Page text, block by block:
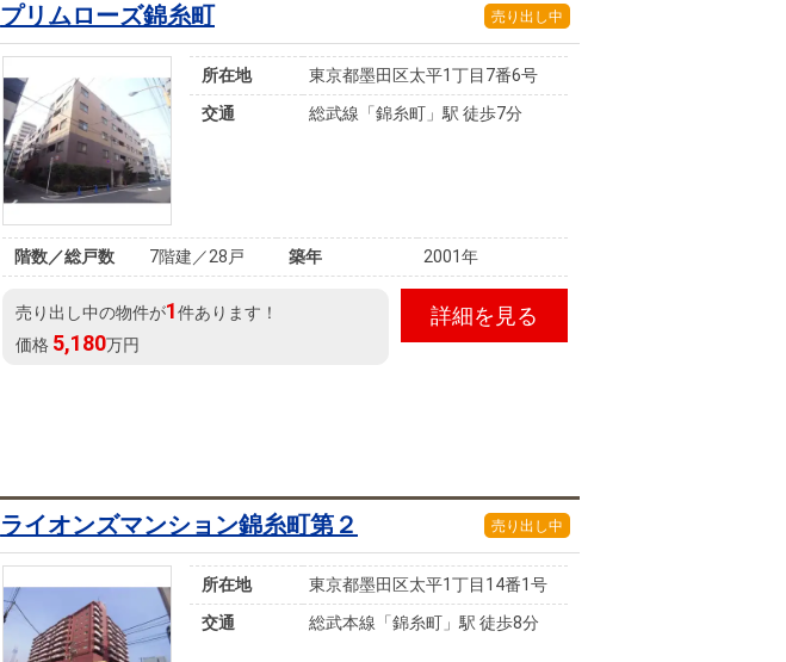
プリムローズ錦糸町 売り出し中
所在地
東京都墨田区太平1丁目7番6号
交通
総武線「錦糸町」駅 徒歩7分
階数／総戸数 7階建／28戸 築年 2001年
売り出し中の物件が1件あります！
価格 5,180万円
詳細を見る
ライオンズマンション錦糸町第２ 売り出し中
所在地
東京都墨田区太平1丁目14番1号
交通
総武本線「錦糸町」駅 徒歩8分